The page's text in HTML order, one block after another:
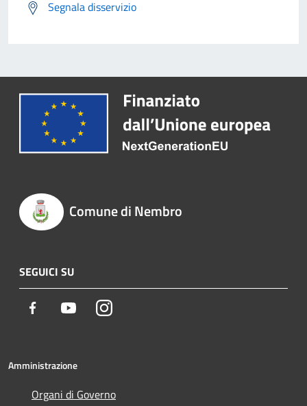
Segnala disservizio
Comune di Nembro
SEGUICI SU
Facebook YoutubeInstagram
Amministrazione
Organi di Governo